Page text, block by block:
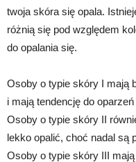
twoja skóra się opala.
różnią się pod względem
do opalania się.
Osoby o typie skóry I mają
i mają tendencję do
Osoby o typie skóry II
lekko opalić, choć nadal są
Osoby o typie skóry III